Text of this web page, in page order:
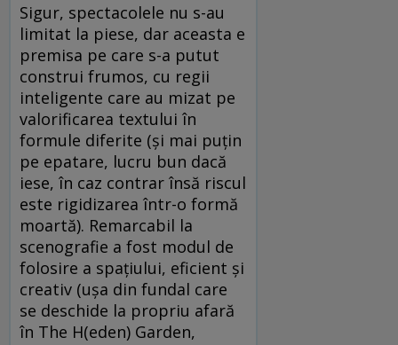
Sigur, spectacolele nu s-au
limitat la piese, dar aceasta e
premisa pe care s-a putut
construi frumos, cu regii
inteligente care au mizat pe
valorificarea textului în
formule diferite (şi mai puţin
pe epatare, lucru bun dacă
iese, în caz contrar însă riscul
este rigidizarea într-o formă
moartă). Remarcabil la
scenografie a fost modul de
folosire a spaţiului, eficient şi
creativ (uşa din fundal care
se deschide la propriu afară
în The H(eden) Garden,